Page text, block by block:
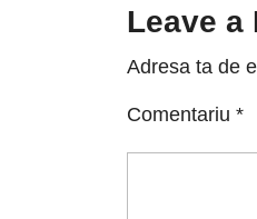
Leave a
Adresa ta de
Comentariu *